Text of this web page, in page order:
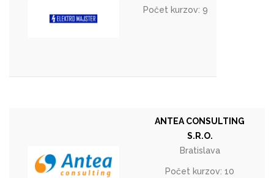
Počet kurzov: 9
ANTEA CONSULTING
S.R.O.
Bratislava
Počet kurzov: 10